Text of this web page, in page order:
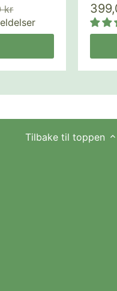
kr
Tilbake til toppen